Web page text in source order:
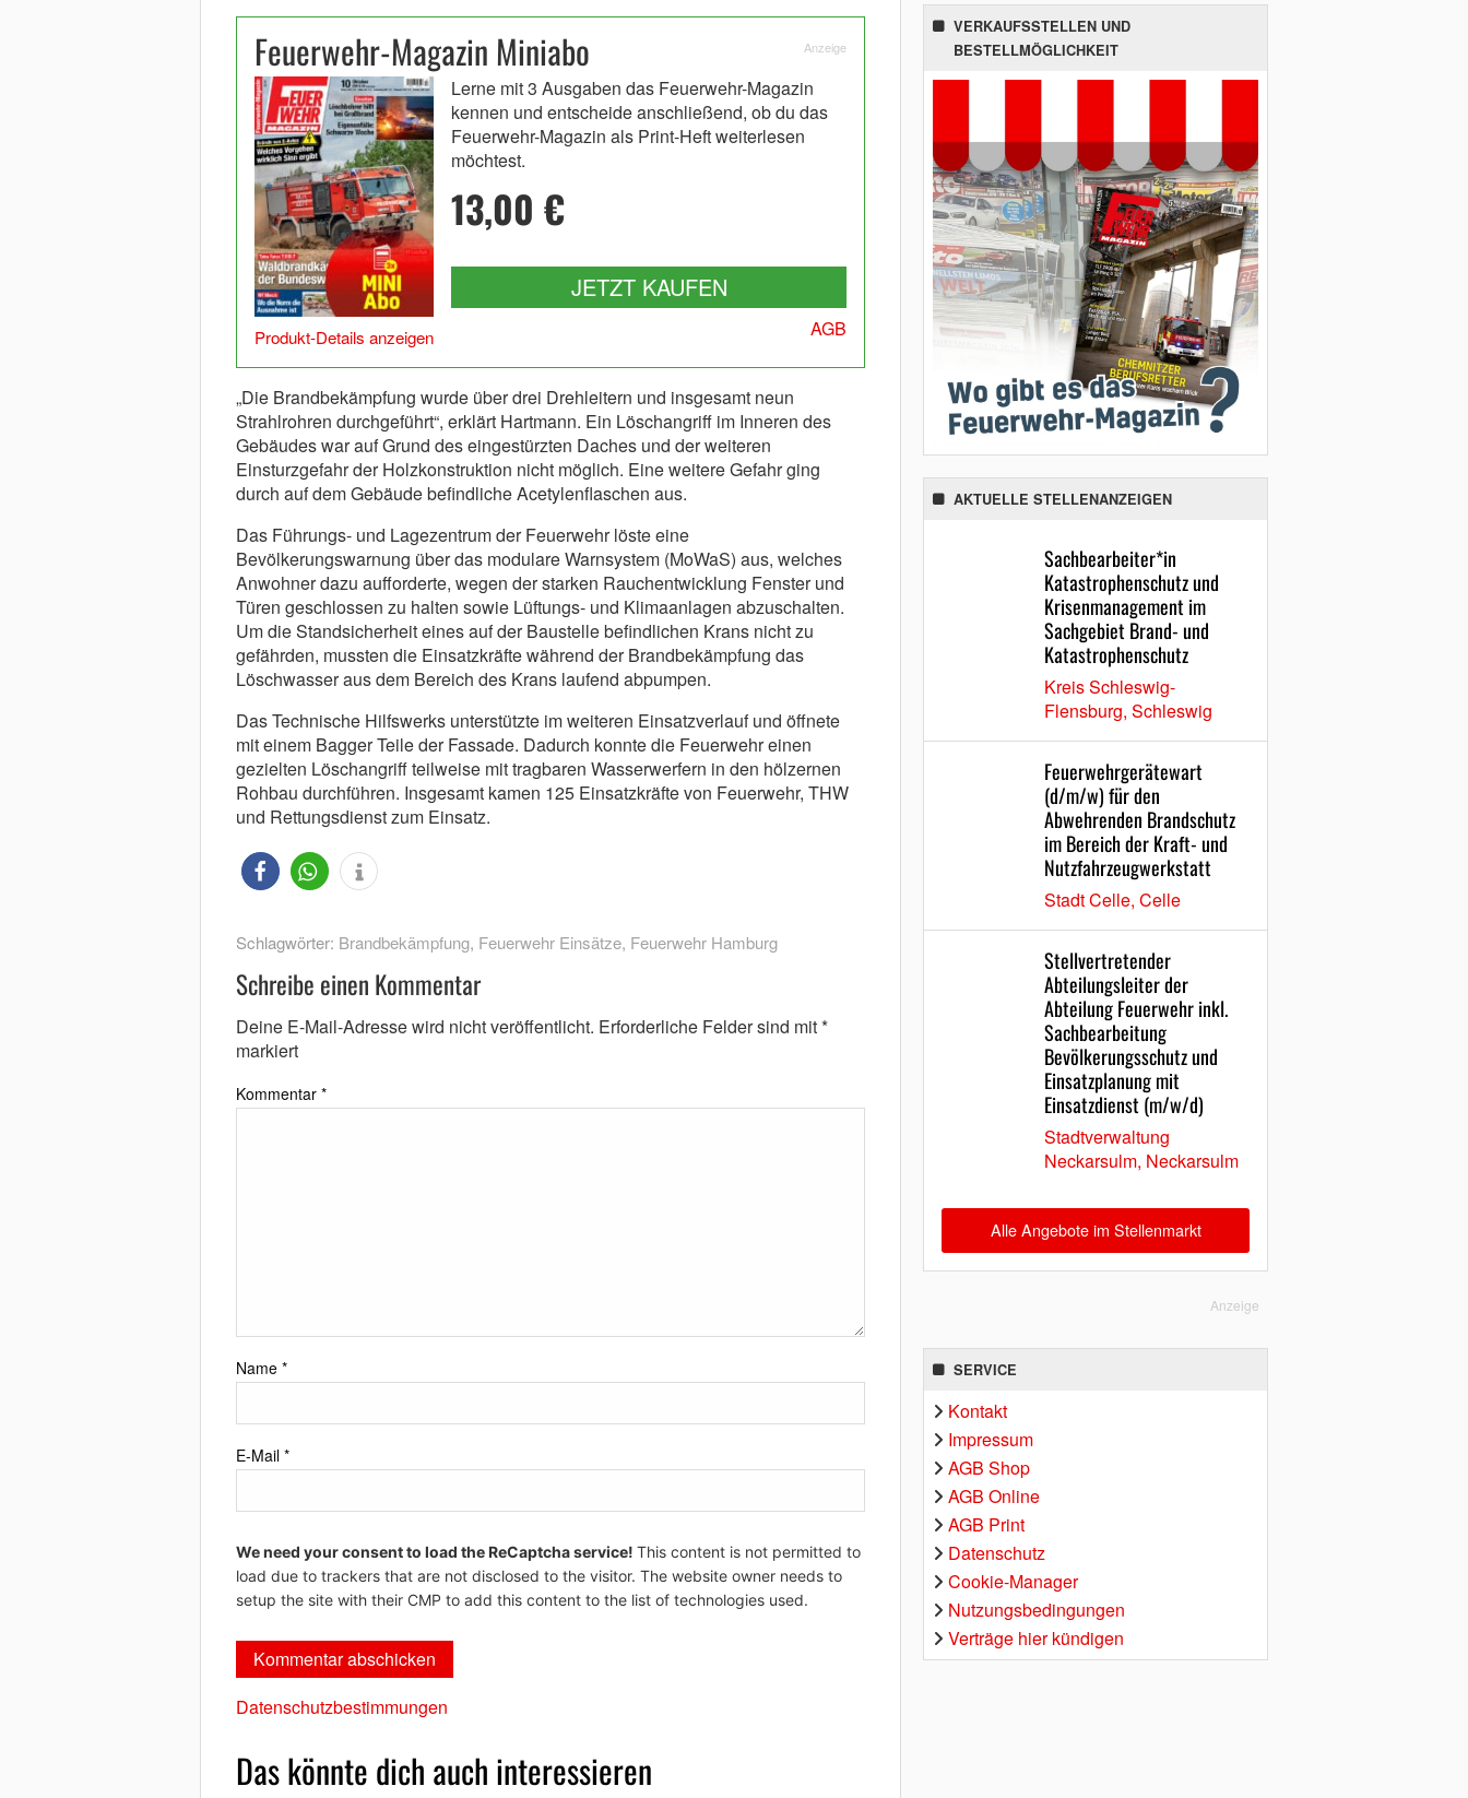
Feuerwehr-Magazin Miniabo Anzeige
Produkt-Details anzeigen
Lerne mit 3 Ausgaben das Feuerwehr-Magazin
kennen und entscheide anschließend, ob du das
Feuerwehr-Magazin als Print-Heft weiterlesen
möchtest.
13,00 €
JETZT KAUFEN
AGB
„Die Brandbekämpfung wurde über drei Drehleitern und insgesamt neun
Strahlrohren durchgeführt“, erklärt Hartmann. Ein Löschangriff im Inneren des
Gebäudes war auf Grund des eingestürzten Daches und der weiteren
Einsturzgefahr der Holzkonstruktion nicht möglich. Eine weitere Gefahr ging
durch auf dem Gebäude befindliche Acetylenflaschen aus.
Das Führungs- und Lagezentrum der Feuerwehr löste eine
Bevölkerungswarnung über das modulare Warnsystem (MoWaS) aus, welches
Anwohner dazu aufforderte, wegen der starken Rauchentwicklung Fenster und
Türen geschlossen zu halten sowie Lüftungs- und Klimaanlagen abzuschalten.
Um die Standsicherheit eines auf der Baustelle befindlichen Krans nicht zu
gefährden, mussten die Einsatzkräfte während der Brandbekämpfung das
Löschwasser aus dem Bereich des Krans laufend abpumpen.
Das Technische Hilfswerks unterstützte im weiteren Einsatzverlauf und öffnete
mit einem Bagger Teile der Fassade. Dadurch konnte die Feuerwehr einen
gezielten Löschangriff teilweise mit tragbaren Wasserwerfern in den hölzernen
Rohbau durchführen. Insgesamt kamen 125 Einsatzkräfte von Feuerwehr, THW
und Rettungsdienst zum Einsatz.
Schlagwörter: Brandbekämpfung, Feuerwehr Einsätze, Feuerwehr Hamburg
Schreibe einen Kommentar
Deine E-Mail-Adresse wird nicht veröffentlicht. Erforderliche Felder sind mit*
markiert
Kommentar *
Name *
E-Mail *
We need your consent to load the ReCaptcha service! This content is not permitted to
load due to trackers that are not disclosed to the visitor. The website owner needs to
setup the site with their CMP to add this content to the list of technologies used.
Datenschutzbestimmungen
Das könnte dich auch interessieren
VERKAUFSSTELLEN UND
BESTELLMÖGLICHKEIT
AKTUELLE STELLENANZEIGEN
Sachbearbeiter*in
Katastrophenschutz und
Krisenmanagement im
Sachgebiet Brand- und
Katastrophenschutz
Kreis Schleswig-
Flensburg, Schleswig
Feuerwehrgerätewart
(d/m/w) für den
Abwehrenden Brandschutz
im Bereich der Kraft- und
Nutzfahrzeugwerkstatt
Stadt Celle, Celle
Stellvertretender
Abteilungsleiter der
Abteilung Feuerwehr inkl.
Sachbearbeitung
Bevölkerungsschutz und
Einsatzplanung mit
Einsatzdienst (m/w/d)
Stadtverwaltung
Neckarsulm, Neckarsulm
Alle Angebote im Stellenmarkt
Anzeige
SERVICE
Kontakt
Impressum
AGB Shop
AGB Online
AGB Print
Datenschutz
Cookie-Manager
Nutzungsbedingungen
Verträge hier kündigen